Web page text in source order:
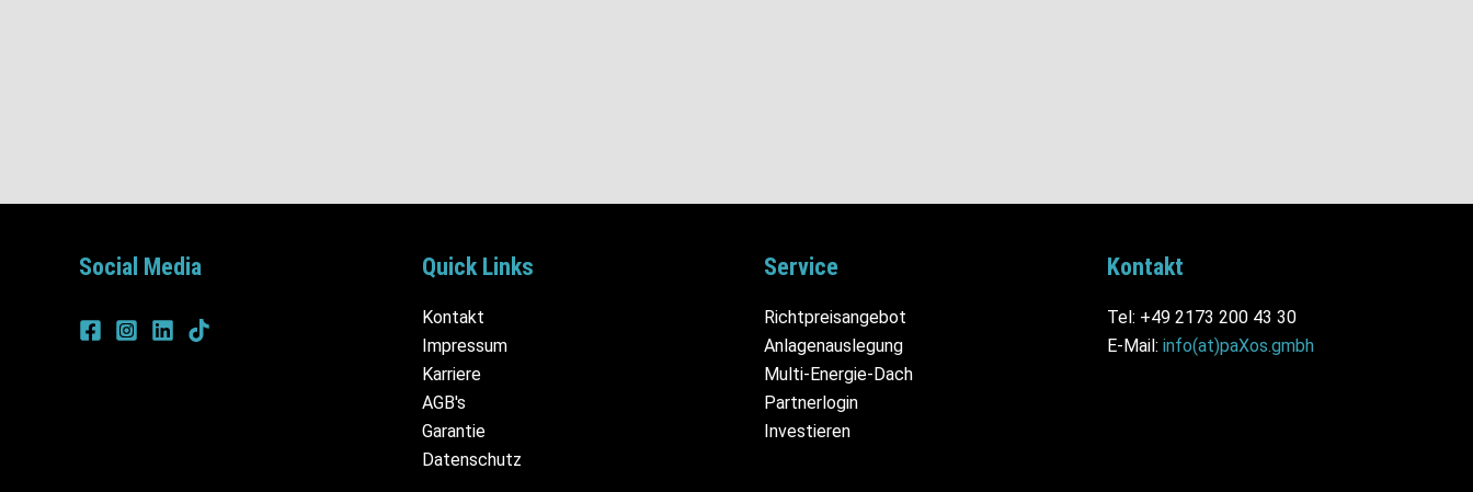
Social Media Quick Links
Kontakt
Impressum
Karriere
AGB's
Garantie
Datenschutz
Service
Richtpreisangebot
Anlagenauslegung
Multi-Energie-Dach
Partnerlogin
Investieren
Kontakt
Tel: +49 2173 200 43 30
E-Mail: info(at)paXos.gmbh